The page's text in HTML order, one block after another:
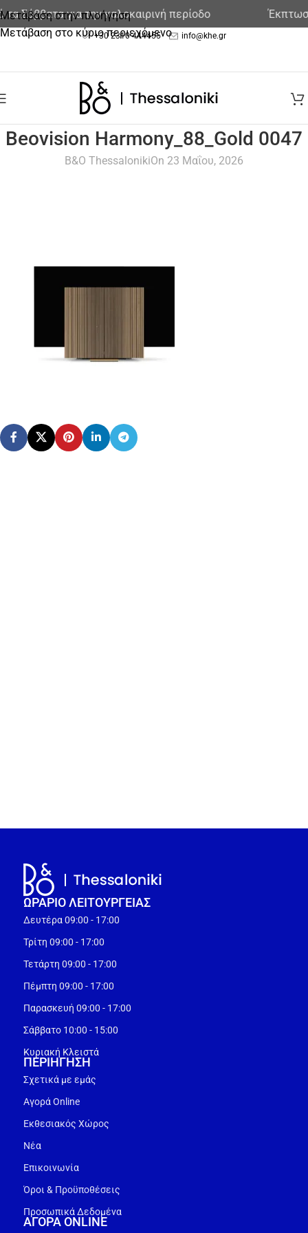
Μετάβαση στην πλοήγηση
Μετάβαση στο κύριο περιεχόμενο
Σάββατα για την καλοκαιρινή περίοδο
+30 2310 444455 info@khe.gr
Beovision Harmony_88_Gold 0047
B&O ThessalonikiOn 23 Μαΐου, 2026
ΩΡΑΡΙΟ ΛΕΙΤΟΥΡΓEΙΑΣ
Δευτέρα 09:00 - 17:00
Τρίτη 09:00 - 17:00
Τετάρτη 09:00 - 17:00
Πέμπτη 09:00 - 17:00
Παρασκευή 09:00 - 17:00
Σάββατο 10:00 - 15:00
Κυριακή Κλειστά
ΠΕΡΙΗΓΗΣΗ
Σχετικά με εμάς
Αγορά Online
Εκθεσιακός Χώρος
Νέα
Επικοινωνία
Όροι & Προϋποθέσεις
Προσωπικά Δεδομένα
ΑΓΟΡΑ ONLINE